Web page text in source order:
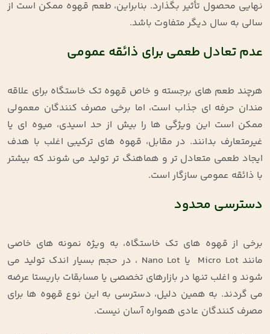
نهایی محصول تأثیر بگذارد. بنابراین، طعم قهوه ممکن است از
سالی به سال دیگر متفاوت باشد.
عدم تعادل طعمی برای ذائقه عمومی
هرچند طعم‌ های برجسته و خاص قهوه تک‌ خاستگاه برای علاقه‌
مندان حرفه ‌ای جذاب است، اما برخی مصرف ‌کنندگان معمولی
ممکن است این ویژگی ‌ها را بیش از حد اسیدی، میوه‌ ای یا
غیرمتعارف بدانند. در مقابل، قهوه‌ های ترکیبی اغلب با هدف
ایجاد طعمی متعادل‌ تر و هماهنگ ‌تر تولید می‌ شوند که بیشتر
با ذائقه عمومی سازگار است.
دسترسی محدود
برخی از قهوه‌ های تک‌ خاستگاه، به ‌ویژه نمونه ‌های خاصی
مانند Micro Lot یا Nano Lot ، در حجم بسیار اندک تولید می
‌شوند و اغلب تنها در بازارهای تخصصی یا مسابقات باریستا عرضه
می ‌گردند. به همین دلیل، دسترسی به این نوع قهوه‌ ها برای
مصرف‌ کنندگان عادی همواره آسان نیست.